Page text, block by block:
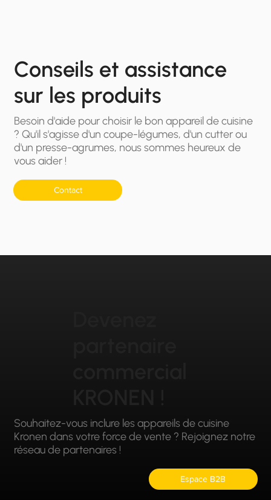
Conseils et assistance
sur les produits
Besoin d'aide pour choisir le bon appareil de cuisine
? Qu'il s'agisse d'un coupe-légumes, d'un cutter ou
d'un presse-agrumes, nous sommes heureux de
vous aider !
Contact
Souhaitez-vous inclure les appareils de cuisine
Kronen dans votre force de vente ? Rejoignez notre
réseau de partenaires !
Espace B2B